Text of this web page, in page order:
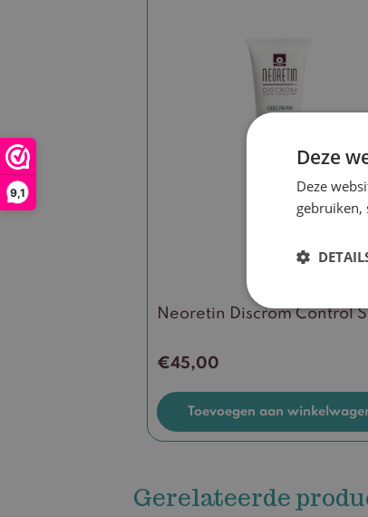
9,1
Neoretin Discrom Control
€45,00
Toevoegen aan
Gerelateerde
Deze
Deze
gebruiken,